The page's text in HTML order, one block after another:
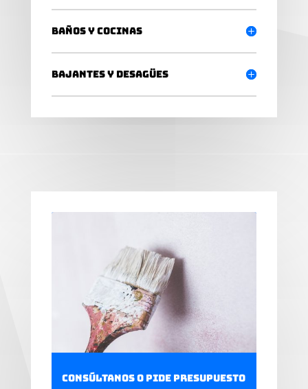
Baños y cocinas
Bajantes y desagües
Consúltanos o pide presupuesto